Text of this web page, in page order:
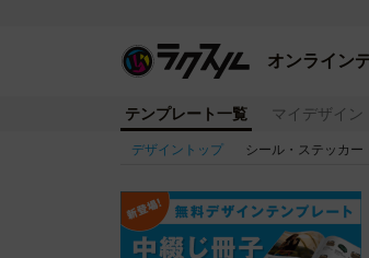
オンライン
テンプレート一覧 マイデザイン
デザイントップ シール・ステッカ